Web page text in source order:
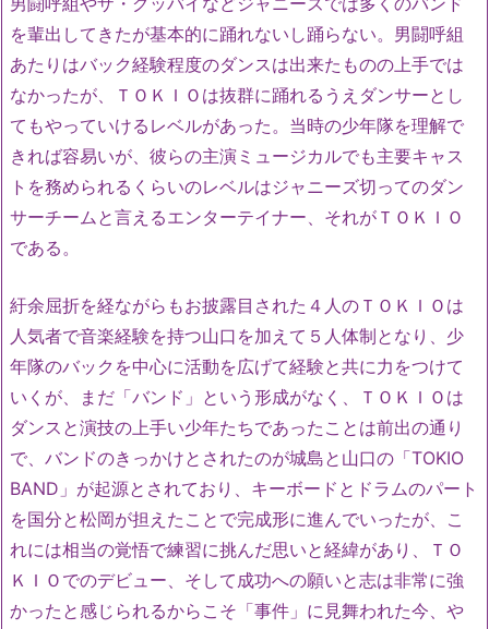
を輩出してきたが基本的に踊れないし踊らない。男闘呼組
あたりはバック経験程度のダンスは出来たものの上手では
なかったが、ＴＯＫＩＯは抜群に踊れるうえダンサーとし
てもやっていけるレベルがあった。当時の少年隊を理解で
きれば容易いが、彼らの主演ミュージカルでも主要キャス
トを務められるくらいのレベルはジャニーズ切ってのダン
サーチームと言えるエンターテイナー、それがＴＯＫＩＯ
である。
紆余屈折を経ながらもお披露目された４人のＴＯＫＩＯは
人気者で音楽経験を持つ山口を加えて５人体制となり、少
年隊のバックを中心に活動を広げて経験と共に力をつけて
いくが、まだ「バンド」という形成がなく、ＴＯＫＩＯは
ダンスと演技の上手い少年たちであったことは前出の通り
で、バンドのきっかけとされたのが城島と山口の「TOKIO
BAND」が起源とされており、キーボードとドラムのパート
を国分と松岡が担えたことで完成形に進んでいったが、こ
れには相当の覚悟で練習に挑んだ思いと経緯があり、ＴＯ
ＫＩＯでのデビュー、そして成功への願いと志は非常に強
かったと感じられるからこそ「事件」に見舞われた今、や